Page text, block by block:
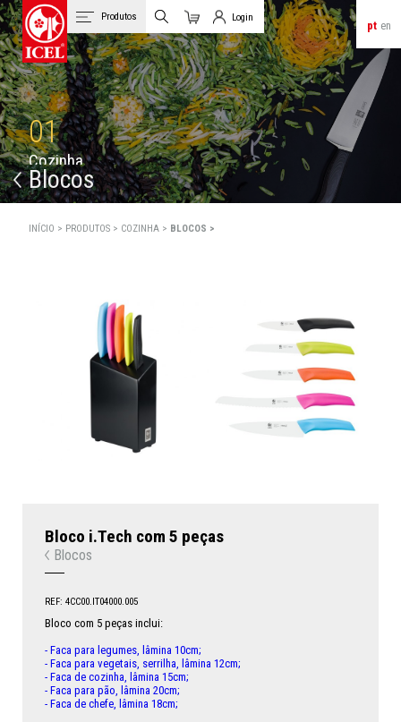
pt en
Produtos
Carrinho
Login
Login de Clientes
01
Cozinha
Blocos
INÍCIO > PRODUTOS > COZINHA > BLOCOS >
Bloco i.Tech com 5 peças
Blocos
REF: 4CC00.IT04000.005
Bloco com 5 peças inclui:
- Faca para legumes, lâmina 10cm;
- Faca para vegetais, serrilha, lâmina 12cm;
- Faca de cozinha, lâmina 15cm;
- Faca para pão, lâmina 20cm;
- Faca de chefe, lâmina 18cm;